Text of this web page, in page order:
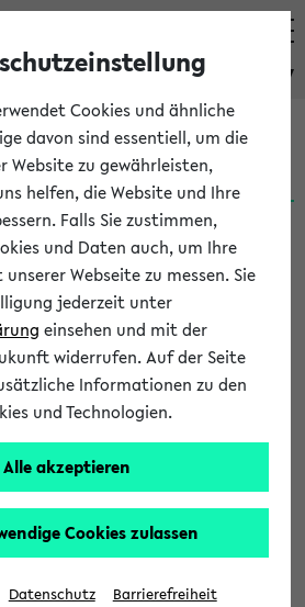
eKVV
2026:
gestartet (06.08.26)
nachhaltigkeitsbuero@uni-
'Alle Studierenden':
der Universität Bielefeld
für Abschlussarbeiten. Sie
sich mit Ihrer Abschlussarbeit beim
Bitte nutzen Sie für Ihre
https://formulare.uni-
form/provide/913/>. Die
Cookies und ähnliche
davon sind essentiell, um die
zu gewährleisten,
helfen, die Website und Ihre
Falls Sie zustimmen,
und Daten auch, um Ihre
Webseite zu messen. Sie
jederzeit unter
einsehen und mit der
widerrufen. Auf der Seite
Informationen zu den
und Technologien.
Alle akzeptieren
Cookies zulassen
Datenschutz Barrierefreiheit